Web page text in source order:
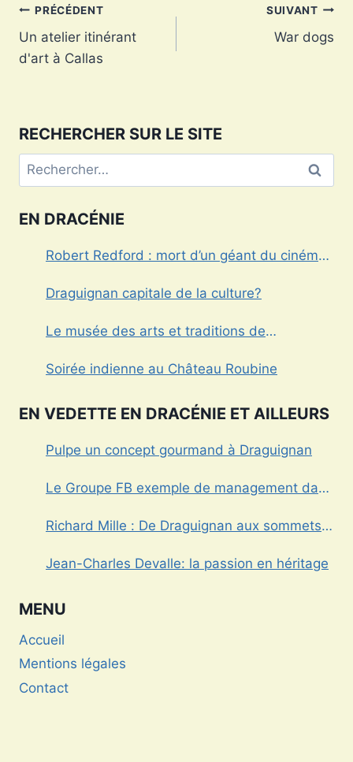
Navigation
de
PRÉCÉDENT
Un atelier itinérant
d'art à Callas
SUIVANT
War dogs
RECHERCHER SUR LE SITE
Rechercher :
EN DRACÉNIE
Robert Redford : mort d’un géant du cinéma
Draguignan capitale de la culture?
Le musée des arts et traditions de
Soirée indienne au Château Roubine
EN VEDETTE EN DRACÉNIE ET AILLEURS
Pulpe un concept gourmand à Draguignan
Le Groupe FB exemple de management dans
Richard Mille : De Draguignan aux sommets
Jean-Charles Devalle: la passion en héritage
MENU
Accueil
Mentions légales
Contact